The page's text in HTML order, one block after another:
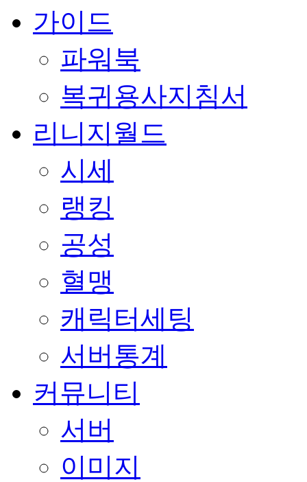
가이드
파워북
복귀용사지침서
리니지월드
시세
랭킹
공성
혈맹
캐릭터세팅
서버통계
커뮤니티
서버
이미지